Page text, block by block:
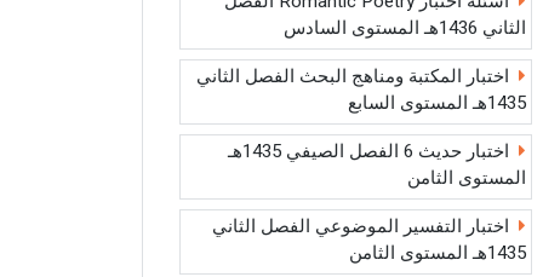
الثاني 1436هـ المستوى السادس
اختبار المكتبة ومناهج البحث الفصل الثاني
1435هـ المستوى السابع
اختبار حديث 6 الفصل الصيفي 1435هـ
المستوى الثامن
اختبار التفسير الموضوعي الفصل الثاني
1435هـ المستوى الثامن